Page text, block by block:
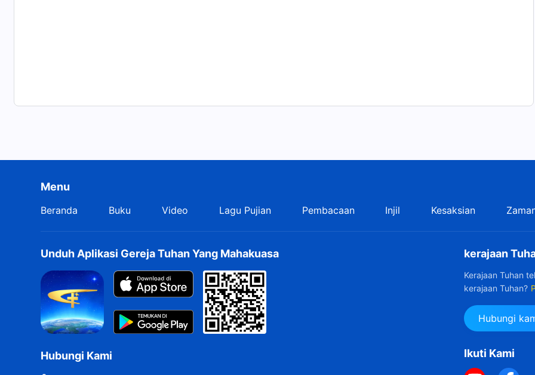
Menu
Beranda Buku Video Lagu Pujian Pembacaan Injil Kesaksian
Unduh Aplikasi Gereja Tuhan Yang Mahakuasa
Hubungi Kami
kerajaan
Kerajaan Tuhan
kerajaan Tuhan?
Hubungi
Ikuti Kami